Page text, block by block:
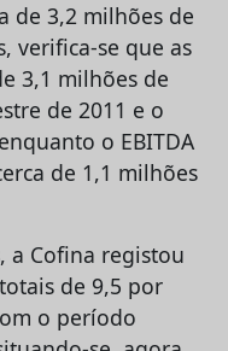
de 3,2 milhões de
verifica-se que as
3,1 milhões de
de 2011 e o
o EBITDA
de 1,1 milhões
a Cofina registou
de 9,5 por
o período